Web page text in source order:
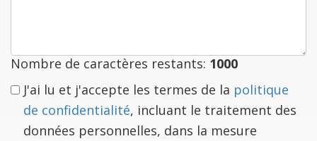
Nombre de caractères restants: 1000
J'ai lu et j'accepte les termes de la politique
de confidentialité, incluant le traitement des
données personnelles, dans la mesure